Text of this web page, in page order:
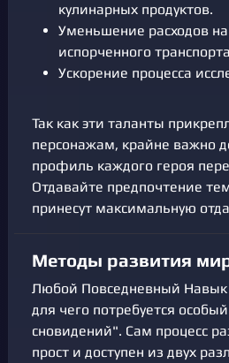
кулинарных продуктов.
Уменьшение расходов
испорченного
Ускорение процесса
Так как эти таланты
персонажам, крайне важно
профиль каждого героя
Отдавайте предпочтение
принесут максимальную
Методы развития
Любой Повседневный
для чего потребуется
сновидений". Сам процесс
прост и доступен из двух